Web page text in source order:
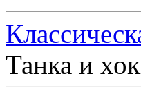
Танка и